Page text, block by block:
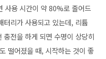
사용 시간이 약 80%로 줄어드
터리가 사용되고 있는데, 리튬
전을 하게 되면 수명이 상당히
떨어졌을 때, 시작하는 것이 좋